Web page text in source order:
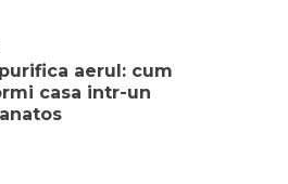
aerul: cum
casa intr-un